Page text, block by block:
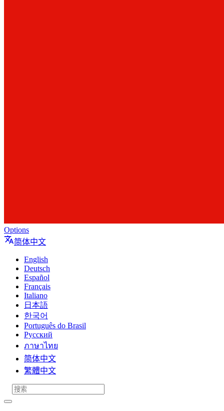
Options
简体中文
English
Deutsch
Español
Français
Italiano
日本語
한국어
Português do Brasil
Русский
ภาษาไทย
简体中文
繁體中文